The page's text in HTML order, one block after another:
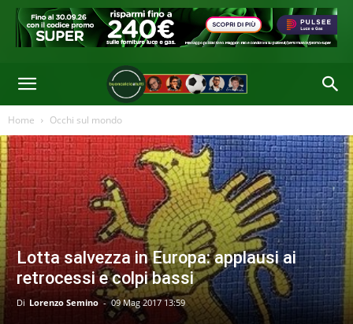
Home Occhi sul mondo
Lotta salvezza in Europa: applausi ai
retrocessi e colpi bassi
Di Lorenzo Semino - 09 Mag 2017 13:59